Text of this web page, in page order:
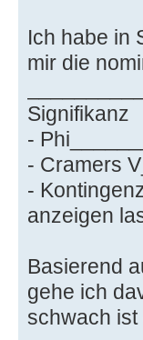
Ich habe in
mir die
Signifikanz
-
- Cramers
-
anzeigen
Basierend
gehe ich
schwach ist